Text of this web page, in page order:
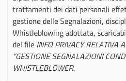
trattamenti dei dati personali
gestione delle Segnalazioni,
Whistleblowing adottata,
del file INFO PRIVACY RELATIVA
“GESTIONE SEGNALAZIONI
WHISTLEBLOWER.